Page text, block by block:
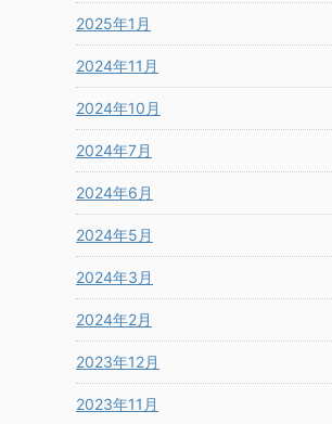
2025年1月
2024年11月
2024年10月
2024年7月
2024年6月
2024年5月
2024年3月
2024年2月
2023年12月
2023年11月